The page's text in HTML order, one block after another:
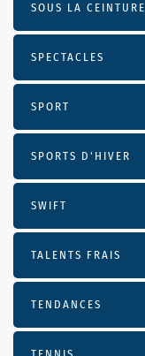
SOUS LA CEINTURE
SPECTACLES
SPORT
SPORTS D'HIVER
SWIFT
TALENTS FRAIS
TENDANCES